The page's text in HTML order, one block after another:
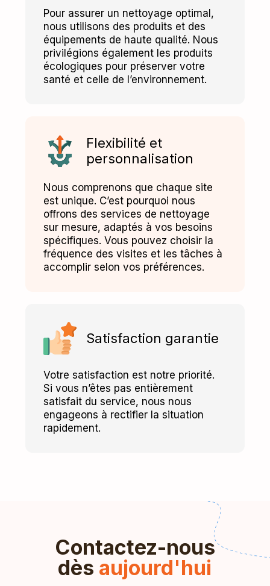
Pour assurer un nettoyage optimal,
nous utilisons des produits et des
équipements de haute qualité. Nous
privilégions également les produits
écologiques pour préserver votre
santé et celle de l’environnement.
Flexibilité et
personnalisation
Nous comprenons que chaque site
est unique. C’est pourquoi nous
offrons des services de nettoyage
sur mesure, adaptés à vos besoins
spécifiques. Vous pouvez choisir la
fréquence des visites et les tâches à
accomplir selon vos préférences.
Satisfaction garantie
Votre satisfaction est notre priorité.
Si vous n’êtes pas entièrement
satisfait du service, nous nous
engageons à rectifier la situation
rapidement.
Contactez-nous
dès aujourd'hui